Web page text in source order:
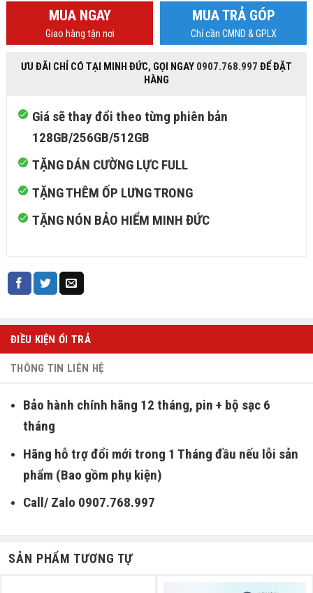
là:
34.990.000 ₫.
tại
là:
28.990.000 ₫.
MUA NGAY
Giao hàng tận nơi
MUA TRẢ GÓP
Chỉ cần CMND & GPLX
ƯU ĐÃI CHỈ CÓ TẠI MINH ĐỨC, GỌI NGAY 0907.768.997 ĐỂ ĐẶT
HÀNG
Giá sẽ thay đổi theo từng phiên bản
128GB/256GB/512GB
TẶNG DÁN CƯỜNG LỰC FULL
TẶNG THÊM ỐP LƯNG TRONG
TẶNG NÓN BẢO HIỂM MINH ĐỨC
ĐIỀU KIỆN ỔI TRẢ
THÔNG TIN LIÊN HỆ
Bảo hành chính hãng 12 tháng, pin + bộ sạc 6
tháng
Hãng hỗ trợ đổi mới trong 1 Tháng đầu nếu lỗi sản
phẩm (Bao gồm phụ kiện)
Call/ Zalo 0907.768.997
SẢN PHẨM TƯƠNG TỰ